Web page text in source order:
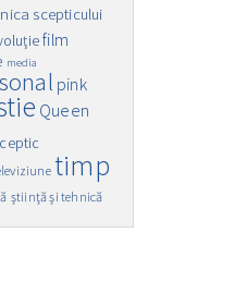
scepticului
film
media
pink
Queen
timp
ştiinţă şi tehnică